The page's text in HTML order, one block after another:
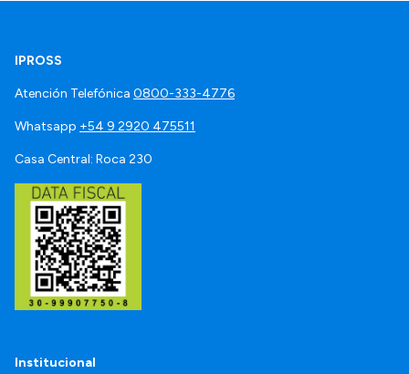
IPROSS
Atención Telefónica 0800-333-4776
Whatsapp +54 9 2920 475511
Casa Central: Roca 230
Institucional